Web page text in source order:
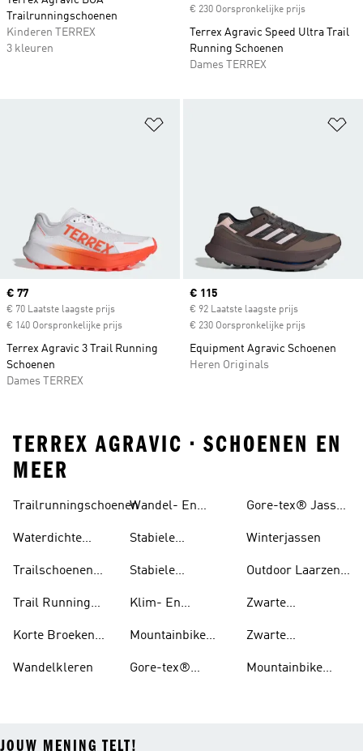
Trailrunningschoenen
Kinderen TERREX
3 kleuren
€ 230 Oorspronkelijke prijs
Terrex Agravic Speed Ultra Trail
Running Schoenen
Dames TERREX
Current price
€ 77
€ 70 Laatste laagste prijs
€ 140 Oorspronkelijke prijs
Terrex Agravic 3 Trail Running
Schoenen
Dames TERREX
Current price
€ 115
€ 92 Laatste laagste prijs
€ 230 Oorspronkelijke prijs
Equipment Agravic Schoenen
Heren Originals
TERREX AGRAVIC • SCHOENEN EN
MEER
Trailrunningschoenen
Waterdichte
Trailschoenen
Trail Running
Dames
Korte Broeken
Running
Wandelkleren
Wandel- En
Stabiele
Voor Heren
Stabiele
Voor Dames
Klim- En
Mountainbike
Gore-tex®
Gore-tex® Jassen
Winterjassen
Outdoor Laarzen
Zwarte
Zwarte
Mountainbike
JOUW MENING TELT!